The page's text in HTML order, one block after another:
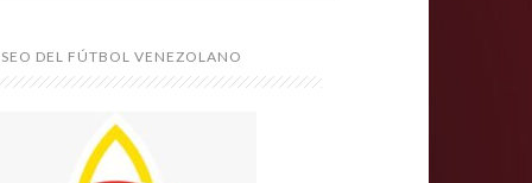
DEL FÚTBOL VENEZOLANO